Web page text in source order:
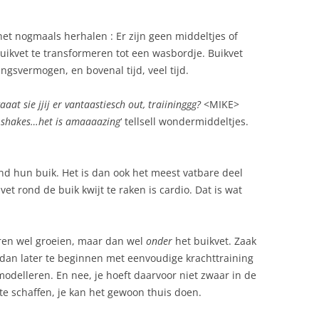
nogmaals herhalen : Er zijn geen middeltjes of
te transformeren tot een wasbordje. Buikvet
en bovenal tijd, veel tijd.
sie jjij er vantaastiesch out, traiininggg?<MIKE>
is amaaaazing‘ tellsell wondermiddeltjes.
hun buik. Het is dan ook het meest vatbare deel
rond de buik kwijt te raken is cardio. Dat is wat
wel groeien, maar dan wel onder het buikvet. Zaak
later te beginnen met eenvoudige krachttraining
En nee, je hoeft daarvoor niet zwaar in de
schaffen, je kan het gewoon thuis doen.